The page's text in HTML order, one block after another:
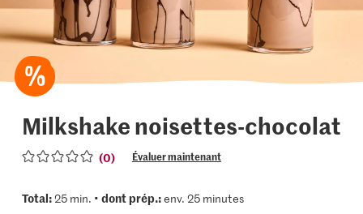
Milkshake noisettes-chocolat
(0) Évaluer maintenant
Total:25 min. • dont prép.:env. 25 minutes